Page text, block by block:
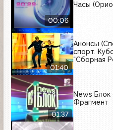
00:06
Часы
01:40
Анонсы
спорт.
"Сборная
01:37
News Блок
Фрагмент